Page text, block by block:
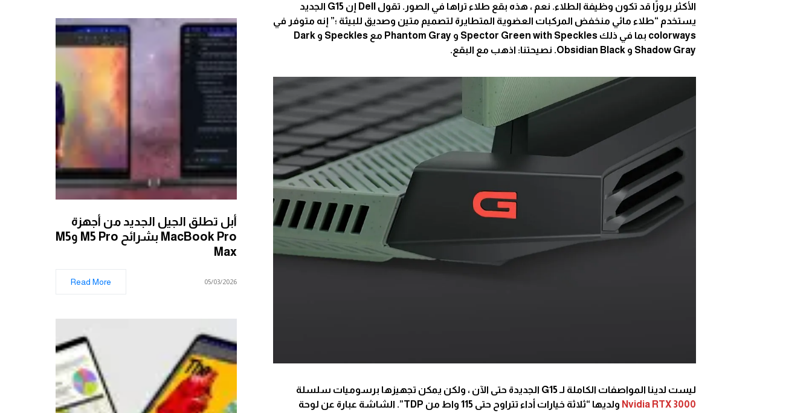
الأكثر بروزًا قد تكون وظيفة الطلاء. نعم ، هذه بقع طلاء تراها في الصور. تقول Dell إن G15 الجديد
يستخدم “طلاء مائي منخفض المركبات العضوية المتطايرة لتصميم متين وصديق للبيئة ؛” إنه متوفر في
colorways بما في ذلك Spector Green with Speckles و Phantom Gray مع Speckles و Dark
Shadow Gray و Obsidian Black. نصيحتنا: اذهب مع البقع.
ليست لدينا المواصفات الكاملة لـ G15 الجديدة حتى الآن ، ولكن يمكن تجهيزها برسوميات سلسلة
Nvidia RTX 3000
ولديها “ثلاثة خيارات أداء تتراوح حتى 115 واط من TDP”. الشاشة عبارة عن لوحة
أبل تطلق الجيل الجديد من أجهزة
MacBook Pro بشرائح M5 Pro وM5
Max
05/03/2026
Read More